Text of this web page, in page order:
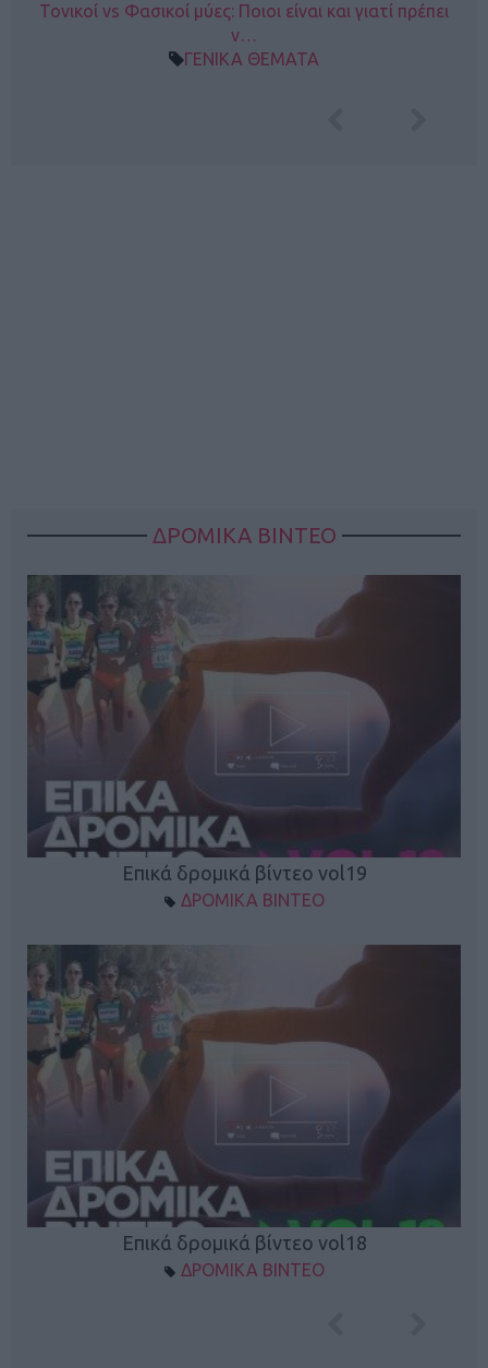
Τονικοί vs Φασικοί μύες: Ποιοι είναι και γιατί πρέπει
ν…
ΓΕΝΙΚΑ ΘΕΜΑΤΑ
ΔΡΟΜΙΚΑ ΒΙΝΤΕΟ
Επικά δρομικά βίντεο vol19
ΔΡΟΜΙΚΑ ΒΙΝΤΕΟ
Επικά δρομικά βίντεο vol18
ΔΡΟΜΙΚΑ ΒΙΝΤΕΟ